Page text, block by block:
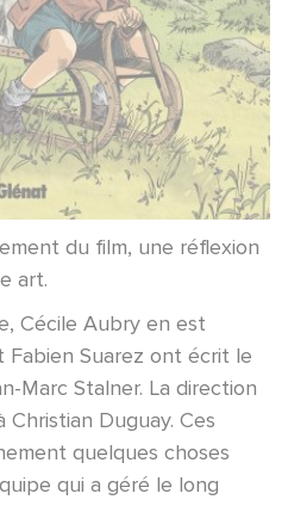
du film, une réflexion
art.
Cécile Aubry en est
Suarez ont écrit le
Marc Stalner. La direction
Duguay. Ces
quelques choses
qui a géré le long